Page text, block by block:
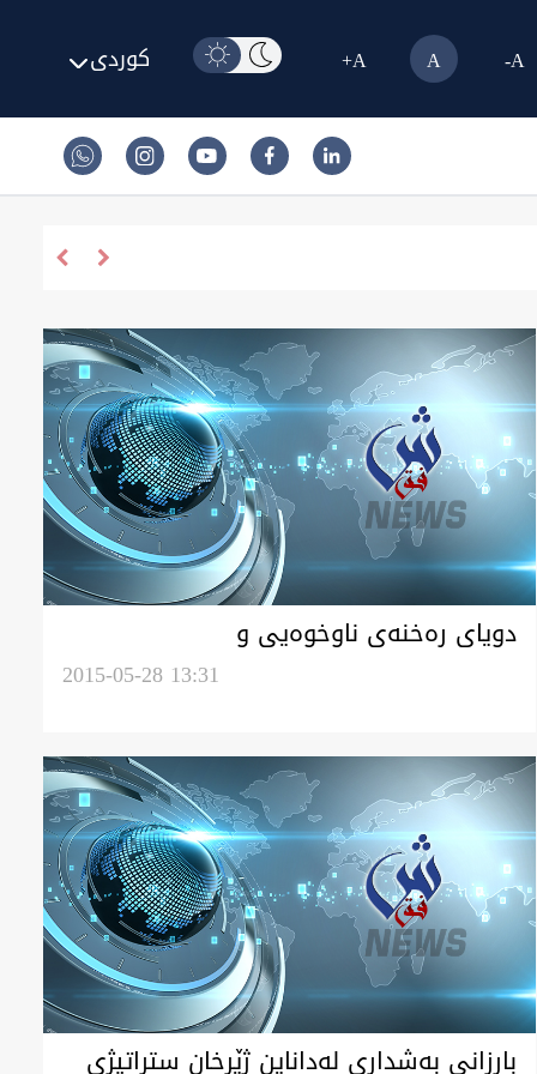
A-
A
A+ کوردی
دوياى ره‌خنه‌ى ناوخوه‌يى و
ده‌ره‌كى.."له‌به‌يك يا حسێن"كريا"له‌به‌يك يا
2015-05-28 13:31
بارزانی به‌شداری له‌داناين ژێرخان ستراتیژی